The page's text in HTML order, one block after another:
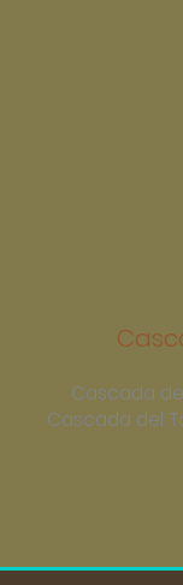
Cascada
Cascada del